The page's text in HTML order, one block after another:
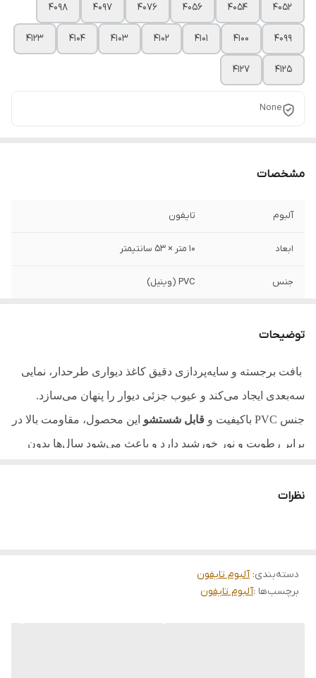
4052
4054
4056
4076
4097
4098
4099
4100
4101
4102
4103
4104
4123
4125
4127
None
مشخصات
آلبوم تایفون
ابعاد 10 متر × 53 سانتیمتر
جنس PVC (وینیل)
قابلیت شست و شو دارد
توضیحات
بافت برجسته و سایه‌پردازی دقیق کاغذ دیواری طرحدار، نمایی
سه‌بعدی ایجاد می‌کند و عیوب جزئی دیوار را پنهان می‌سازد.
جنس
باکیفیت و قابل شستشو این محصول، مقاومت بالا در
برابر رطوبت و نور خورشید دارد و باعث می‌شود سال‌ها بدون
آنلاین با ارسال سریع
طبیعی باشد، کاغذ دیواری طرح آجر بهترین انتخاب برای خانه یا
نظرات
دسته‌بندی:آلبوم تایفون
برچسب‌ها :آلبوم تایفون